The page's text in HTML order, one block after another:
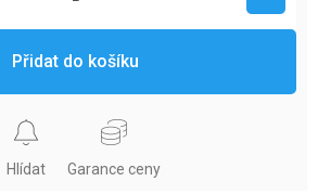
Přidat do košíku
Hlídat Garance ceny